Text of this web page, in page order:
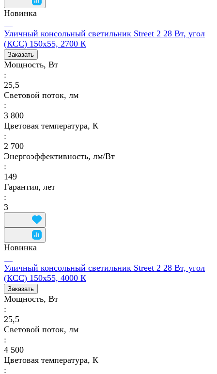
Новинка
Уличный консольный светильник Street 2 28 Вт, угол
(КСС) 150х55, 2700 К
Заказать
Мощность, Вт
:
25,5
Световой поток, лм
:
3 800
Цветовая температура, К
:
2 700
Энергоэффективность, лм/Вт
:
149
Гарантия, лет
:
3
Новинка
Уличный консольный светильник Street 2 28 Вт, угол
(КСС) 150х55, 4000 К
Заказать
Мощность, Вт
:
25,5
Световой поток, лм
:
4 500
Цветовая температура, К
: